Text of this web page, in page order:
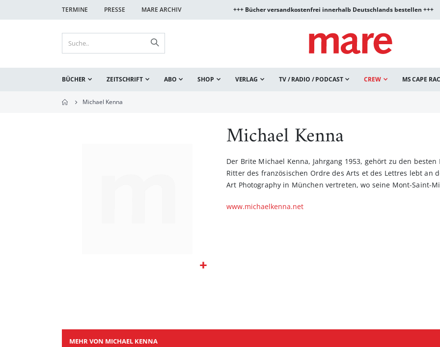
TERMINE PRESSE MARE ARCHIV +++ Bücher versandkostenfrei innerhalb Deutschlands bestellen +++
BÜCHER ZEITSCHRIFT ABO SHOP VERLAG TV / RADIO / PODCAST CREW MS CAPE
Michael Kenna
Michael Kenna
Der Brite Michael Kenna, Jahrgang 1953, gehört zu den
Ritter des französischen Ordre des Arts et des Lettres lebt an
Art Photography in München vertreten, wo seine Mont-Saint-
www.michaelkenna.net
MEHR VON MICHAEL KENNA